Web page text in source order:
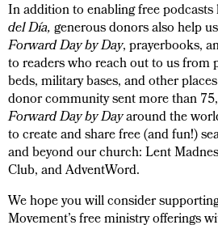
In addition to enabling free podcasts
del Día,generous donors also help
Forward Day by Day, prayerbooks,
to readers who reach out to us from
beds, military bases, and other
donor community sent more than
Forward Day by Dayaround the
to create and share free (and fun!)
and beyond our church: Lent
Club, and AdventWord.
We hope you will consider
Movement’s free ministry offerings